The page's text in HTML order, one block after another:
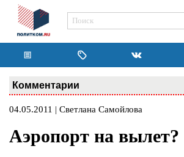
Комментарии
04.05.2011 | Светлана Самойлова
Аэропорт на вылет?